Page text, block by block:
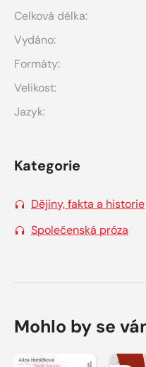
Celková délka:
Vydáno:
Formáty:
Velikost:
Jazyk:
Kategorie
Dějiny, fakta a historie
Společenská próza
Mohlo by se